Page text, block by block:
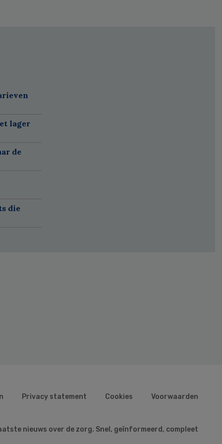
lager
de
die
Privacy statement Cookies Voorwaarden
nieuws over de zorg. Snel, geïnformeerd, compleet